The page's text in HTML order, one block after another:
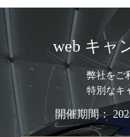
web キャ
弊社をご
特別なキ
開催期間：